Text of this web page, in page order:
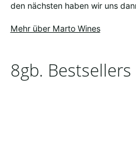
den nächsten haben wir uns
Mehr über Marto Wines
8gb. Bestsellers